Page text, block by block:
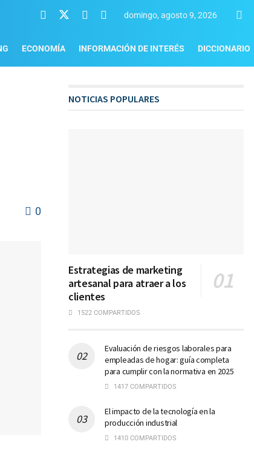
domingo, agosto 9, 2026
ECONOMÍA INFORMACIÓN DE INTERÉS DICCIONARIO
0
NOTICIAS POPULARES
Estrategias de marketing
artesanal para atraer a los
clientes
1522 COMPARTIDOS
Evaluación de riesgos laborales para
empleadas de hogar: guía completa
para cumplir con la normativa en 2025
1417 COMPARTIDOS
El impacto de la tecnología en la
producción industrial
1410 COMPARTIDOS